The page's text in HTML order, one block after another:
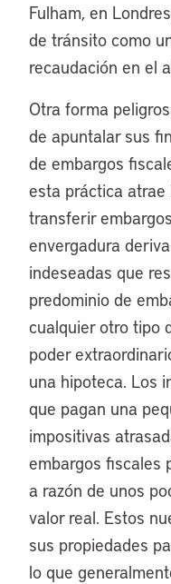
Fulham, en
de tránsito como
recaudación en el
Otra forma
de apuntalar sus
de embargos
esta práctica atrae
transferir
envergadura
indeseadas que
predominio de
cualquier otro tipo
poder
una hipoteca. Los
que pagan una
impositivas
embargos fiscales
a razón de unos
valor real. Estos
sus propiedades
lo que